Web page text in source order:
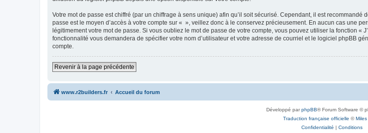
Votre mot de passe est chiffré (par un chiffrage à sens unique) afin qu’il soit sécurisé. Cependant, il est
passe est le moyen d’accès à votre compte sur « », veillez donc à le conservez précieusement. En aucun cas une
légitimement votre mot de passe. Si vous oubliez le mot de passe de votre compte, vous pouvez utiliser la fonction
fonctionnalité vous demandera de spécifier votre nom d’utilisateur et votre adresse de courriel et le logiciel phpBB
compte.
Revenir à la page précédente
www.r2builders.fr Accueil du forum
Développé parphpBB® Forum Software ©
Traduction française officielle ©Miles
Confidentialité | Conditions